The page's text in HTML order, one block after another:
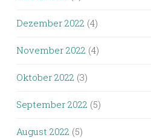
Dezember 2022 (4)
November 2022 (4)
Oktober 2022 (3)
September 2022 (5)
August 2022 (5)